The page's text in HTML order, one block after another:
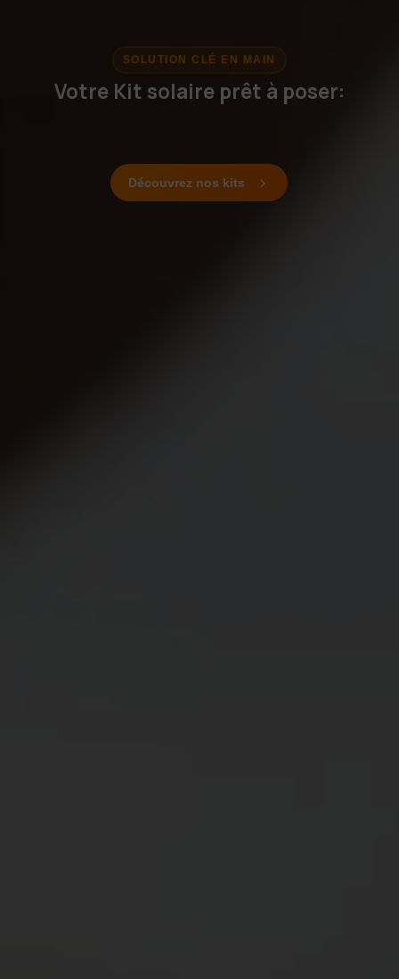
SOLUTION CLÉ EN MAIN
Votre Kit solaire prêt à poser:
Découvrez nos kits